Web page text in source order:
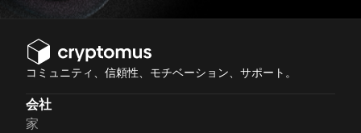
コミュニティ、信頼性、モチベーション、サポート。
会社
家